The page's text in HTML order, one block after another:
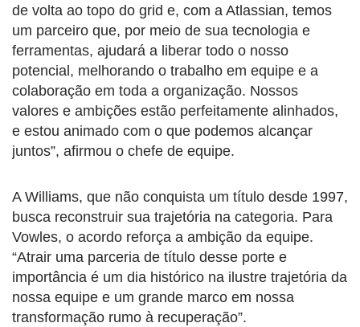
de volta ao topo do grid e, com a Atlassian, temos
um parceiro que, por meio de sua tecnologia e
ferramentas, ajudará a liberar todo o nosso
potencial, melhorando o trabalho em equipe e a
colaboração em toda a organização. Nossos
valores e ambições estão perfeitamente alinhados,
e estou animado com o que podemos alcançar
juntos”, afirmou o chefe de equipe.
A Williams, que não conquista um título desde 1997,
busca reconstruir sua trajetória na categoria. Para
Vowles, o acordo reforça a ambição da equipe.
“Atrair uma parceria de título desse porte e
importância é um dia histórico na ilustre trajetória da
nossa equipe e um grande marco em nossa
transformação rumo à recuperação”.